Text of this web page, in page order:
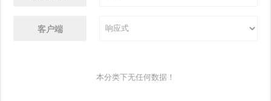
客户端
本分类下无任何数据！